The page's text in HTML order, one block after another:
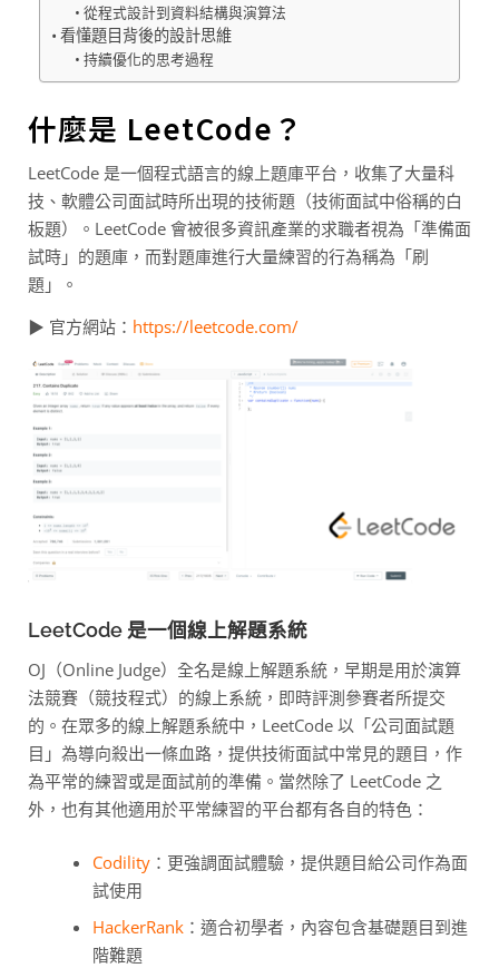
從程式設計到資料結構與演算法
看懂題目背後的設計思維
持續優化的思考過程
什麼是 LeetCode？
LeetCode 是一個程式語言的線上題庫平台，收集了大量科
技、軟體公司面試時所出現的技術題（技術面試中俗稱的白
板題）。LeetCode 會被很多資訊產業的求職者視為「準備面
試時」的題庫，而對題庫進行大量練習的行為稱為「刷
題」。
▶ 官方網站： https://leetcode.com/
LeetCode 是一個線上解題系統
OJ（Online Judge）全名是線上解題系統，早期是用於演算
法競賽（競技程式）的線上系統，即時評測參賽者所提交
的。在眾多的線上解題系統中，LeetCode 以「公司面試題
目」為導向殺出一條血路，提供技術面試中常見的題目，作
為平常的練習或是面試前的準備。當然除了 LeetCode 之
外，也有其他適用於平常練習的平台都有各自的特色：
Codility：更強調面試體驗，提供題目給公司作為面
試使用
HackerRank：適合初學者，內容包含基礎題目到進
階難題